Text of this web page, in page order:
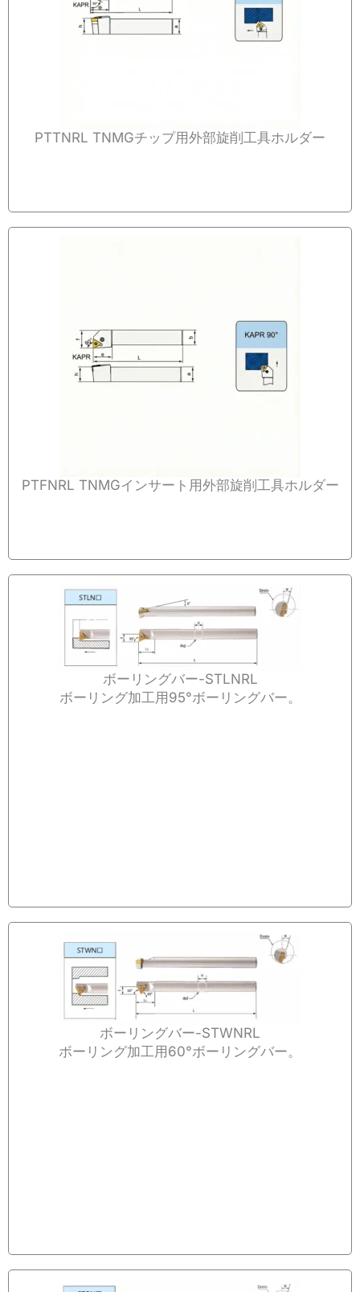
PTTNRL TNMGチップ用外部旋削工具ホルダー
PTFNRL TNMGインサート用外部旋削工具ホルダー
ボーリングバー-STLNRL
ボーリング加工用95°ボーリングバー。
ボーリングバー-STWNRL
ボーリング加工用60°ボーリングバー。